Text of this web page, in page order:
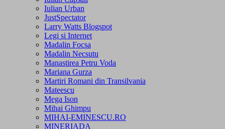
Iulian Urban
JustSpectator
Larry Watts Blogspot
Legi si Internet
Madalin Focsa
Madalin Necsutu
Manastirea Petru Voda
Mariana Gurza
Martiri Romani din Transilvania
Mateescu
Mega Ison
Mihai Ghimpu
MIHAI-EMINESCU.RO
MINERIADA